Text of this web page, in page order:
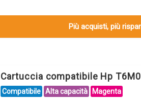
Più acquisti, più
Cartuccia compatibile Hp
Compatibile Alta capacità Magenta